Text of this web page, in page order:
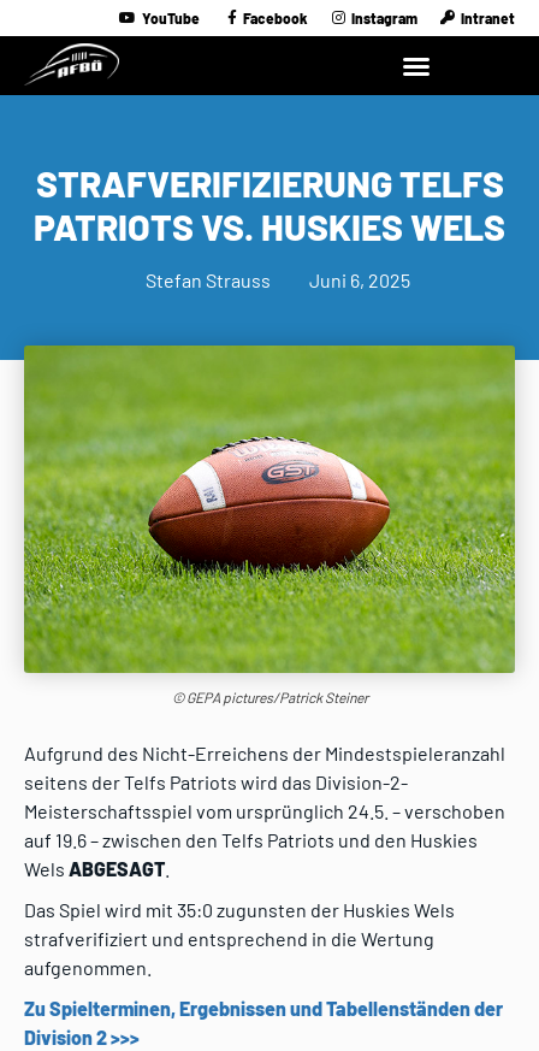
YouTube Facebook Instagram Intranet
STRAFVERIFIZIERUNG TELFS
PATRIOTS VS. HUSKIES WELS
Stefan Strauss Juni 6, 2025
© GEPA pictures/Patrick Steiner
Aufgrund des Nicht-Erreichens der Mindestspieleranzahl
seitens der Telfs Patriots wird das Division-2-
Meisterschaftsspiel vom ursprünglich 24.5. – verschoben
auf 19.6 – zwischen den Telfs Patriots und den Huskies
Wels ABGESAGT
Das Spiel wird mit 35:0 zugunsten der Huskies Wels
strafverifiziert und entsprechend in die Wertung
aufgenommen.
Zu Spielterminen, Ergebnissen und Tabellenständen der
Division 2 >>>